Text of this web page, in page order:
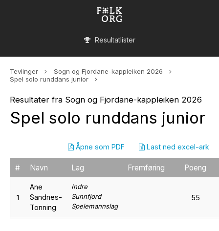
Resultatlister
Tevlinger
Sogn og Fjordane-kappleiken 2026
Spel solo runddans junior
Resultater fra Sogn og Fjordane-kappleiken 2026
Spel solo runddans junior
Last ned excel-ark
Åpne som PDF
# Navn Lag Fremføring Poeng
1
Ane
Sandnes-
Tonning
Indre
Sunnfjord
Spelemannslag
55